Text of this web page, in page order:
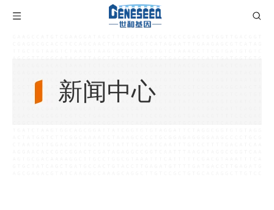
新闻中心